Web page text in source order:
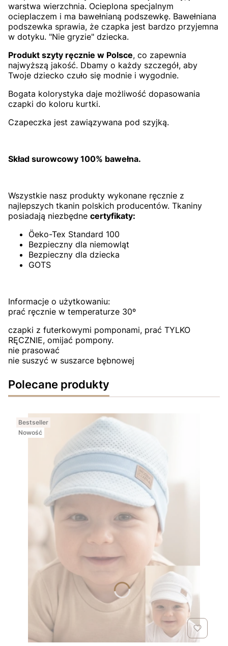
warstwa wierzchnia. Ocieplona specjalnym
ocieplaczem i ma bawełnianą podszewkę. Bawełniana
podszewka sprawia, że czapka jest bardzo przyjemna
w dotyku. "Nie gryzie" dziecka.
Produkt szyty ręcznie w Polsce, co zapewnia
najwyższą jakość. Dbamy o każdy szczegół, aby
Twoje dziecko czuło się modnie i wygodnie.
Bogata kolorystyka daje możliwość dopasowania
czapki do koloru kurtki.
Czapeczka jest zawiązywana pod szyjką.
Skład surowcowy 100% bawełna.
Wszystkie nasz produkty wykonane ręcznie z
najlepszych tkanin polskich producentów. Tkaniny
posiadają niezbędne certyfikaty:
Öeko-Tex Standard 100
Bezpieczny dla niemowląt
Bezpieczny dla dziecka
GOTS
Informacje o użytkowaniu:
prać ręcznie w temperaturze 30º
czapki z futerkowymi pomponami, prać TYLKO
RĘCZNIE, omijać pompony.
nie prasować
nie suszyć w suszarce bębnowej
Polecane produkty
Bestseller
Nowość